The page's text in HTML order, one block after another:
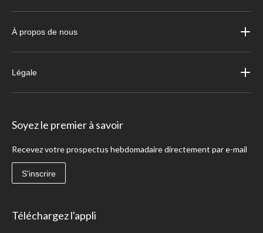
À propos de nous
Légale
Soyez le premier à savoir
Recevez votre prospectus hebdomadaire directement par e-mail
S'inscrire
Téléchargez l'appli